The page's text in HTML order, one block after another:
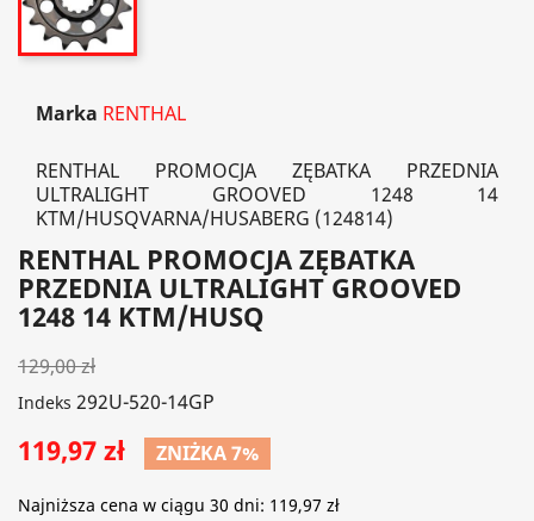
Marka RENTHAL
RENTHAL PROMOCJA ZĘBATKA PRZEDNIA
ULTRALIGHT GROOVED 1248 14
KTM/HUSQVARNA/HUSABERG (124814)
RENTHAL PROMOCJA ZĘBATKA
PRZEDNIA ULTRALIGHT GROOVED
1248 14 KTM/HUSQ
129,00 zł
Indeks 292U-520-14GP
119,97 zł ZNIŻKA 7%
Najniższa cena w ciągu 30 dni: 119,97 zł